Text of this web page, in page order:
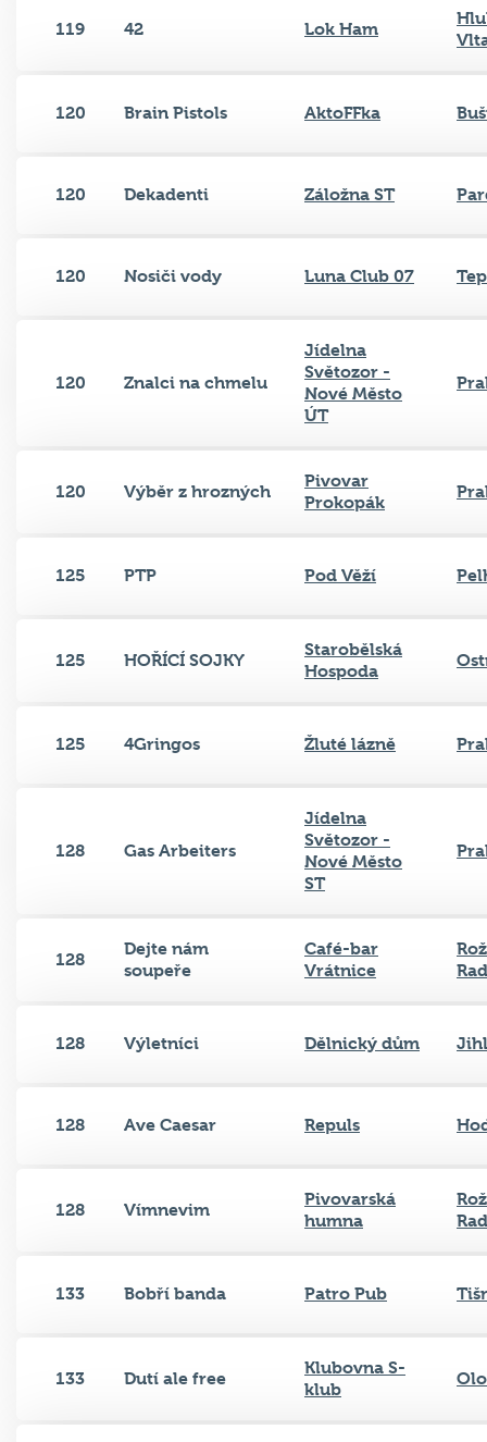
119 42 Lok Ham
120 Brain Pistols AktoFFka
120 Dekadenti Záložna ST
120 Nosiči vody Luna Club 07
120 Znalci na chmelu
Jídelna
Světozor -
Nové Město
ÚT
120 Výběr z hrozných
Pivovar
Prokopák
125 PTP Pod Věží
125 HOŘÍCÍ SOJKY
Starobělská
Hospoda
125 4Gringos Žluté lázně
128 Gas Arbeiters
Jídelna
Světozor -
Nové Město
ST
128
Dejte nám
soupeře
Café-bar
Vrátnice
128 Výletníci Dělnický dům
128 Ave Caesar Repuls
128 Vímnevim
Pivovarská
humna
133 Bobří banda Patro Pub
133 Dutí ale free
Klubovna S-
klub